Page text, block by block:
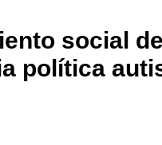
social
política